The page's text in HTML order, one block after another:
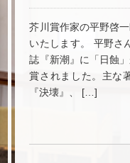
芥川賞作家の平野啓
いたします。 平野さ
誌『新潮』に「日蝕
賞されました。主な
『決壊』、 […]